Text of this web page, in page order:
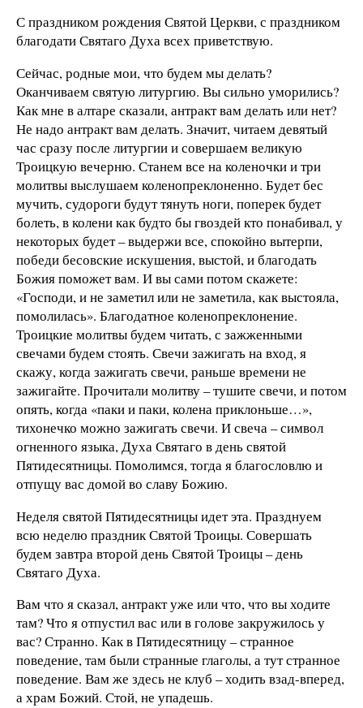
С праздником рождения Святой Церкви, с праздником
благодати Святаго Духа всех приветствую.
Сейчас, родные мои, что будем мы делать?
Оканчиваем святую литургию. Вы сильно уморились?
Как мне в алтаре сказали, антракт вам делать или нет?
Не надо антракт вам делать. Значит, читаем девятый
час сразу после литургии и совершаем великую
Троицкую вечерню. Станем все на коленочки и три
молитвы выслушаем коленопреклоненно. Будет бес
мучить, судороги будут тянуть ноги, поперек будет
болеть, в колени как будто бы гвоздей кто понабивал, у
некоторых будет – выдержи все, спокойно вытерпи,
победи бесовские искушения, выстой, и благодать
Божия поможет вам. И вы сами потом скажете:
«Господи, и не заметил или не заметила, как выстояла,
помолилась». Благодатное коленопреклонение.
Троицкие молитвы будем читать, с зажженными
свечами будем стоять. Свечи зажигать на вход, я
скажу, когда зажигать свечи, раньше времени не
зажигайте. Прочитали молитву – тушите свечи, и потом
опять, когда «паки и паки, колена приклоньше…»,
тихонечко можно зажигать свечи. И свеча – символ
огненного языка, Духа Святаго в день святой
Пятидесятницы. Помолимся, тогда я благословлю и
отпущу вас домой во славу Божию.
Неделя святой Пятидесятницы идет эта. Празднуем
всю неделю праздник Святой Троицы. Совершать
будем завтра второй день Святой Троицы – день
Святаго Духа.
Вам что я сказал, антракт уже или что, что вы ходите
там? Что я отпустил вас или в голове закружилось у
вас? Странно. Как в Пятидесятницу – странное
поведение, там были странные глаголы, а тут странное
поведение. Вам же здесь не клуб – ходить взад-вперед,
а храм Божий. Стой, не упадешь.